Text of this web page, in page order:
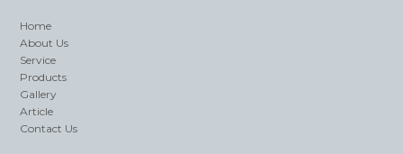
Home
About Us
Service
Products
Gallery
Article
Contact Us